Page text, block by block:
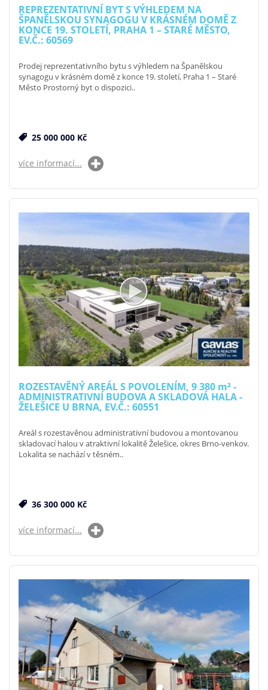
REPREZENTATIVNÍ BYT S VÝHLEDEM NA
ŠPANĚLSKOU SYNAGOGU V KRÁSNÉM DOMĚ Z
KONCE 19. STOLETÍ, PRAHA 1 – STARÉ MĚSTO,
EV.Č.: 60569
Prodej reprezentativního bytu s výhledem na Španělskou
synagogu v krásném domě z konce 19. století, Praha 1 – Staré
Město Prostorný byt o dispozici..
25 000 000 Kč
více informací...
ROZESTAVĚNÝ AREÁL S POVOLENÍM, 9 380 m²-
ADMINISTRATIVNÍ BUDOVA A SKLADOVÁ HALA -
ŽELEŠICE U BRNA, EV.Č.: 60551
Areál s rozestavěnou administrativní budovou a montovanou
skladovací halou v atraktivní lokalitě Želešice, okres Brno-venkov.
Lokalita se nachází v těsném..
36 300 000 Kč
více informací...